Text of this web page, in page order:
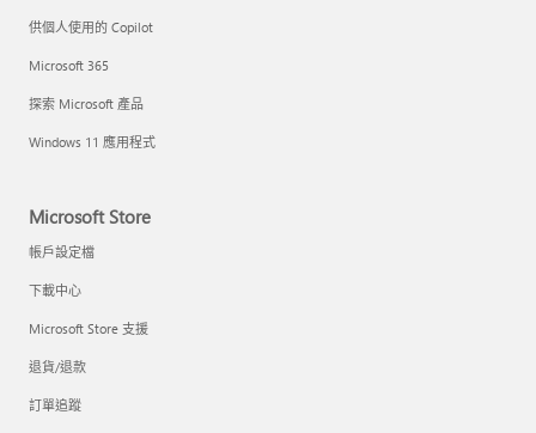
供個人使用的 Copilot
Microsoft 365
探索 Microsoft 產品
Windows 11 應用程式
Microsoft Store
帳戶設定檔
下載中心
Microsoft Store 支援
退貨/退款
訂單追蹤